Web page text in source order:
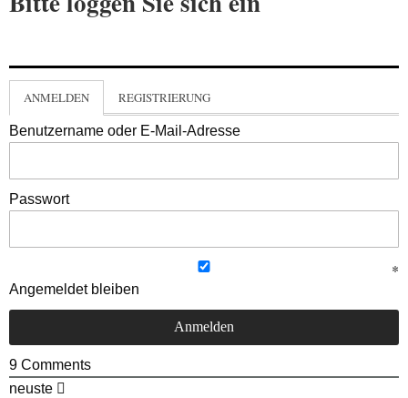
ANMELDEN REGISTRIERUNG
Benutzername oder E-Mail-Adresse
Passwort
Angemeldet bleiben
9 Comments
neuste